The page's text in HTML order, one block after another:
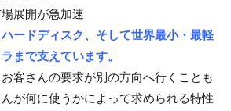
展開が急加速
ードディスク、そして世界最小・最軽
まで支えています。
客さんの要求が別の方向へ行くことも
が何に使うかによって求められる特性